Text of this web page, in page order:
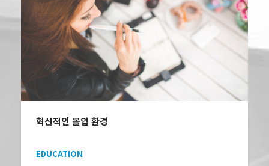
혁신적인 몰입 환경
EDUCATION